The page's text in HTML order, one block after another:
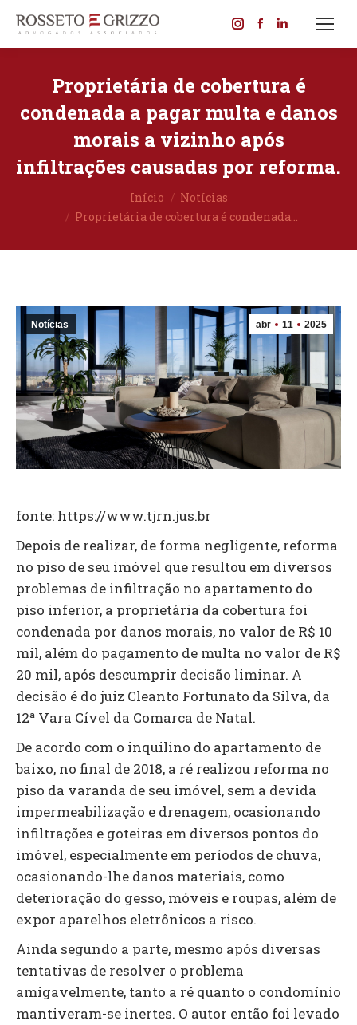
Instagram
opens
new
window
Facebook
opens
new
window
Linkedin
opens
new
window
Proprietária de cobertura é
condenada a pagar multa e danos
morais a vizinho após
infiltrações causadas por reforma.
Início
Notícias
Proprietária de cobertura é condenada…
abr 11 2025
Notícias
fonte: https://www.tjrn.jus.br
Depois de realizar, de forma negligente, reforma
no piso de seu imóvel que resultou em diversos
problemas de infiltração no apartamento do
piso inferior, a proprietária da cobertura foi
condenada por danos morais, no valor de R$ 10
mil, além do pagamento de multa no valor de R$
20 mil, após descumprir decisão liminar. A
decisão é do juiz Cleanto Fortunato da Silva, da
12ª Vara Cível da Comarca de Natal.
De acordo com o inquilino do apartamento de
baixo, no final de 2018, a ré realizou reforma no
piso da varanda de seu imóvel, sem a devida
impermeabilização e drenagem, ocasionando
infiltrações e goteiras em diversos pontos do
imóvel, especialmente em períodos de chuva,
ocasionando-lhe danos materiais, como
deterioração do gesso, móveis e roupas, além de
expor aparelhos eletrônicos a risco.
Ainda segundo a parte, mesmo após diversas
tentativas de resolver o problema
amigavelmente, tanto a ré quanto o condomínio
mantiveram-se inertes. O autor então foi levado